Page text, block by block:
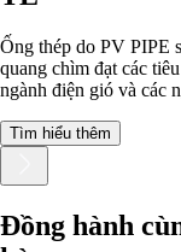
Ống thép do PV PIPE
quang chìm đạt các
ngành điện gió và các
Tìm hiểu thêm
Đồng hành